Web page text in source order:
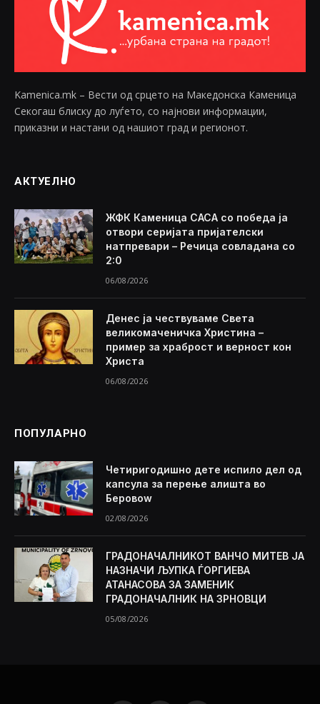
Kamenica.mk – Вести од срцето на Македонска Каменица
Секогаш блиску до луѓето, со најнови информации,
приказни и настани од нашиот град и регионот.
АКТУЕЛНО
ЖФК Каменица САСА со победа ја
отвори серијата пријателски
натпревари – Речица совладана со
2:0
06/08/2026
Денес ја чествуваме Света
великомаченичка Христина –
пример за храброст и верност кон
Христа
06/08/2026
ПОПУЛАРНО
Четиригодишно дете испило дел од
капсула за перење алишта во
Беровоw
02/08/2026
ГРАДОНАЧАЛНИКОТ ВАНЧО МИТЕВ ЈА
НАЗНАЧИ ЉУПКА ЃОРГИЕВА
АТАНАСОВА ЗА ЗАМЕНИК
ГРАДОНАЧАЛНИК НА ЗРНОВЦИ
05/08/2026